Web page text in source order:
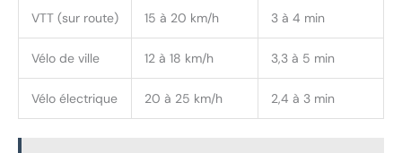
directement sur l’instrument de bord intégré. Le phare LED
bonne résistance à la pluie et aux éclaboussures. 【Structure
155 à 185 cm, garantissant une position confortable sur ce vélo
VTT (sur route) 15 à 20 km/h 3 à 4 min
Vélo de ville 12 à 18 km/h 3,3 à 5 min
Vélo électrique 20 à 25 km/h 2,4 à 3 min